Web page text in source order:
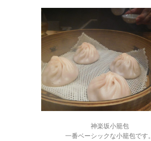
神楽坂小籠包
一番ベーシックな小籠包です。